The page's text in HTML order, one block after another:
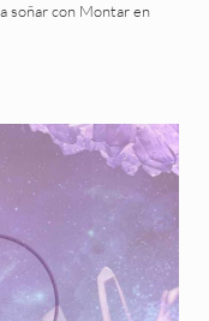
soñar con Montar en